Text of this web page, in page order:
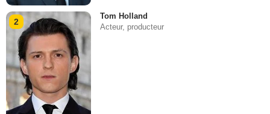
2
Tom Holland
Acteur, producteur